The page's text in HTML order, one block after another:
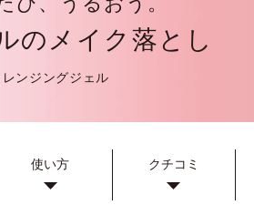
のメイク落とし
レンジングジェル
使い方 クチコミ